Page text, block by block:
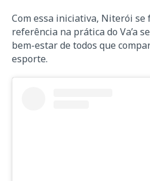
Com essa iniciativa, Niterói se
referência na prática do Va’a
bem-estar de todos que
esporte.